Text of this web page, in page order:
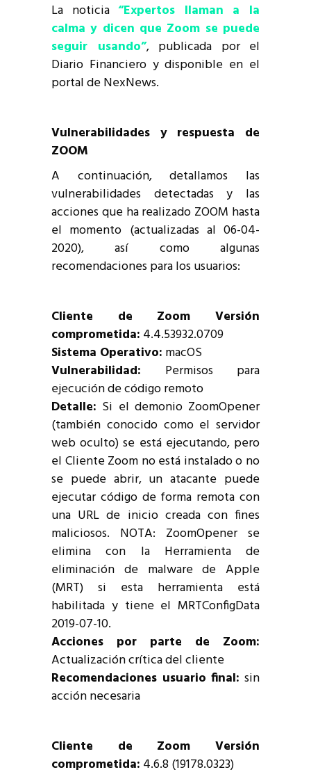
La noticia“Expertos llaman a la
calma y dicen que Zoom se puede
seguir usando”, publicada por el
Diario Financiero y disponible en el
portal de NexNews.
Vulnerabilidades y respuesta de
ZOOM
A continuación, detallamos las
vulnerabilidades detectadas y las
acciones que ha realizado ZOOM hasta
el momento (actualizadas al 06-04-
2020), así como algunas
recomendaciones para los usuarios:
Cliente de Zoom Versión
comprometida: 4.4.53932.0709
Sistema Operativo: macOS
Vulnerabilidad: Permisos para
ejecución de código remoto
Detalle: Si el demonio ZoomOpener
(también conocido como el servidor
web oculto) se está ejecutando, pero
el Cliente Zoom no está instalado o no
se puede abrir, un atacante puede
ejecutar código de forma remota con
una URL de inicio creada con fines
maliciosos. NOTA: ZoomOpener se
elimina con la Herramienta de
eliminación de malware de Apple
(MRT) si esta herramienta está
habilitada y tiene el MRTConfigData
2019-07-10.
Acciones por parte de Zoom:
Actualización crítica del cliente
Recomendaciones usuario final: sin
acción necesaria
Cliente de Zoom Versión
comprometida: 4.6.8 (19178.0323)